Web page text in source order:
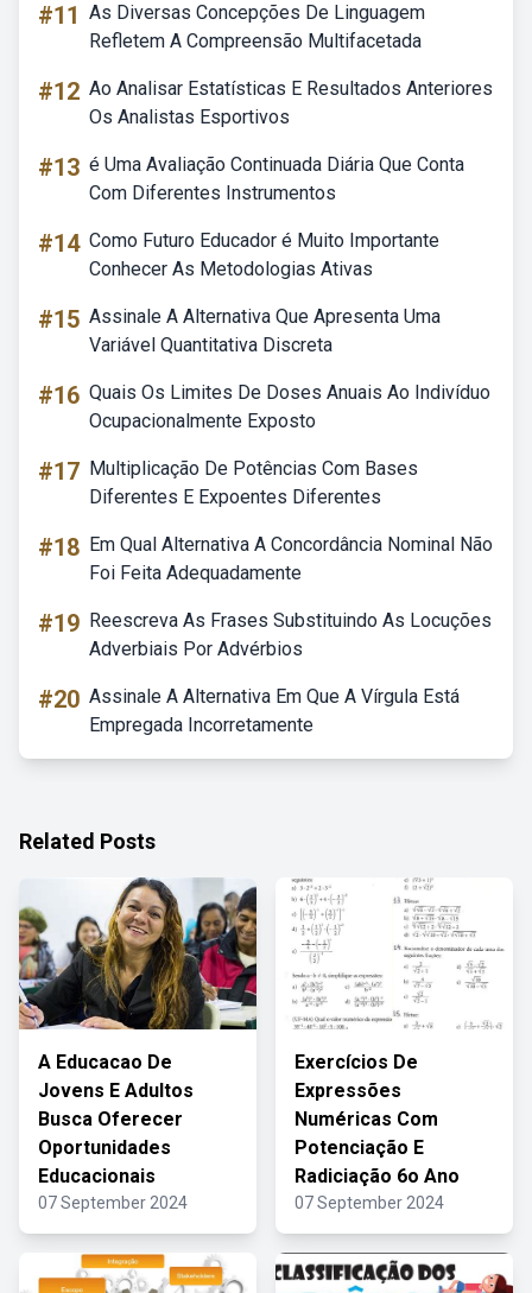
#11 As Diversas Concepções De Linguagem
Refletem A Compreensão Multifacetada
#12 Ao Analisar Estatísticas E Resultados Anteriores
Os Analistas Esportivos
#13 é Uma Avaliação Continuada Diária Que Conta
Com Diferentes Instrumentos
#14 Como Futuro Educador é Muito Importante
Conhecer As Metodologias Ativas
#15 Assinale A Alternativa Que Apresenta Uma
Variável Quantitativa Discreta
#16 Quais Os Limites De Doses Anuais Ao Indivíduo
Ocupacionalmente Exposto
#17 Multiplicação De Potências Com Bases
Diferentes E Expoentes Diferentes
#18 Em Qual Alternativa A Concordância Nominal Não
Foi Feita Adequadamente
#19 Reescreva As Frases Substituindo As Locuções
Adverbiais Por Advérbios
#20 Assinale A Alternativa Em Que A Vírgula Está
Empregada Incorretamente
Related Posts
A Educacao De
Jovens E Adultos
Busca Oferecer
Oportunidades
Educacionais
07 September 2024
Exercícios De
Expressões
Numéricas Com
Potenciação E
Radiciação 6o Ano
07 September 2024